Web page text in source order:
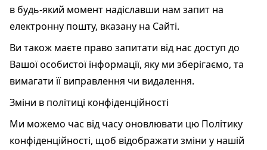
в будь-який момент надіславши нам запит на
електронну пошту, вказану на Сайті.
Ви також маєте право запитати від нас доступ до
Вашої особистої інформації, яку ми зберігаємо, та
вимагати її виправлення чи видалення.
Зміни в політиці конфіденційності
Ми можемо час від часу оновлювати цю Політику
конфіденційності, щоб відображати зміни у нашій